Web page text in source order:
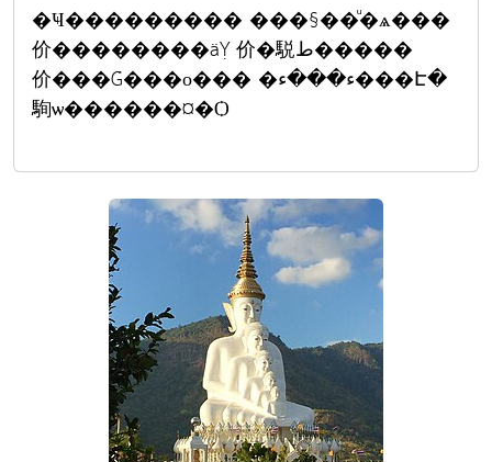
�Ҹ��������� ���§��ͧ�ѧ���
价��������äỴ 价�駾ط�����
价���Ǵ���о��� �ء���ء���Է�
駨ѡ������¤�Ѻ